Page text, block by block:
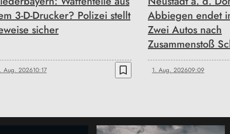
3-D-Drucker? Polizei stellt
sicher
Aug. 202610:17 bookmark_border
Abbiegen endet
Zwei Autos nach
Zusammenstoß
1. Aug. 202609:09